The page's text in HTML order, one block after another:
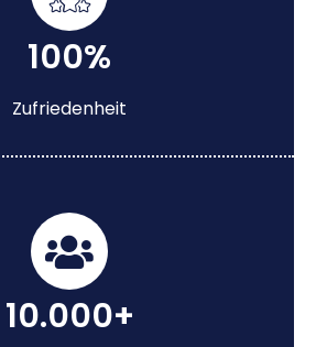
100%
Zufriedenheit
10.000+